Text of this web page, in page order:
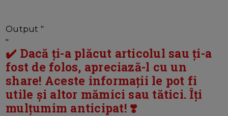
Output "
"
✔️ Dacă ți-a plăcut articolul sau ți-a
fost de folos, apreciază-l cu un
share! Aceste informații le pot fi
utile și altor mămici sau tătici. Îți
mulțumim anticipat! ❣️